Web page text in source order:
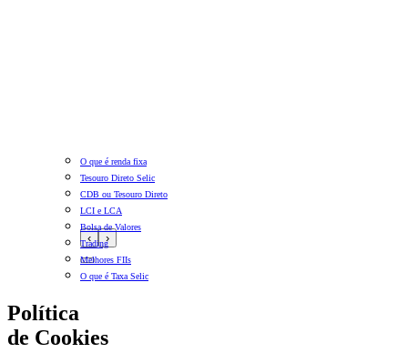
‹ ›
O que é renda fixa
Tesouro Direto Selic
CDB ou Tesouro Direto
LCI e LCA
Bolsa de Valores
Trading
Melhores FIIs
O que é Taxa Selic
Política
de Cookies